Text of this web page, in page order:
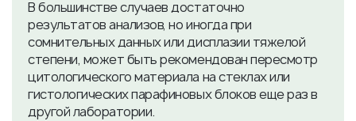
В большинстве случаев достаточно
результатов анализов, но иногда при
сомнительных данных или дисплазии тяжелой
степени, может быть рекомендован пересмотр
цитологического материала на стеклах или
гистологических парафиновых блоков еще раз в
другой лаборатории.